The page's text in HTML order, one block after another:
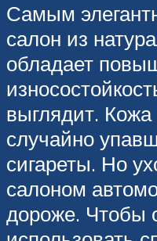
Самым
салон из
обладает
выглядит. Кожа
случайно
сигареты. Но
салоном
дороже. Чтобы